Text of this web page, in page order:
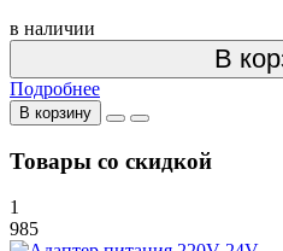
в наличии
В
Подробнее
В корзину
Товары со скидкой
1
985